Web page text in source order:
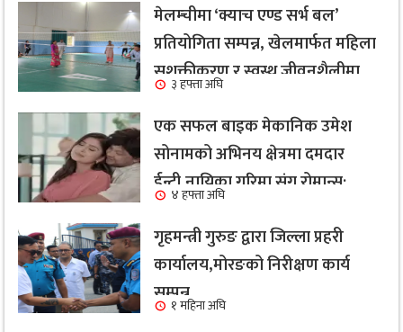
मेलम्चीमा ‘क्याच एण्ड सर्भ बल’
प्रतियोगिता सम्पन्न, खेलमार्फत महिला
सशक्तीकरण र स्वस्थ जीवनशैलीमा
जोड
३ हफ्ता अघि
एक सफल बाइक मेकानिक उमेश
सोनामको अभिनय क्षेत्रमा दमदार
ईन्ट्री,नायिका गरिमा संग रोमान्स:
हेर्नुहोस भिडियो ।
४ हफ्ता अघि
गृहमन्त्री गुरुङ द्वारा जिल्ला प्रहरी
कार्यालय,मोरङको निरीक्षण कार्य
सम्पन्न१ महिना अघि